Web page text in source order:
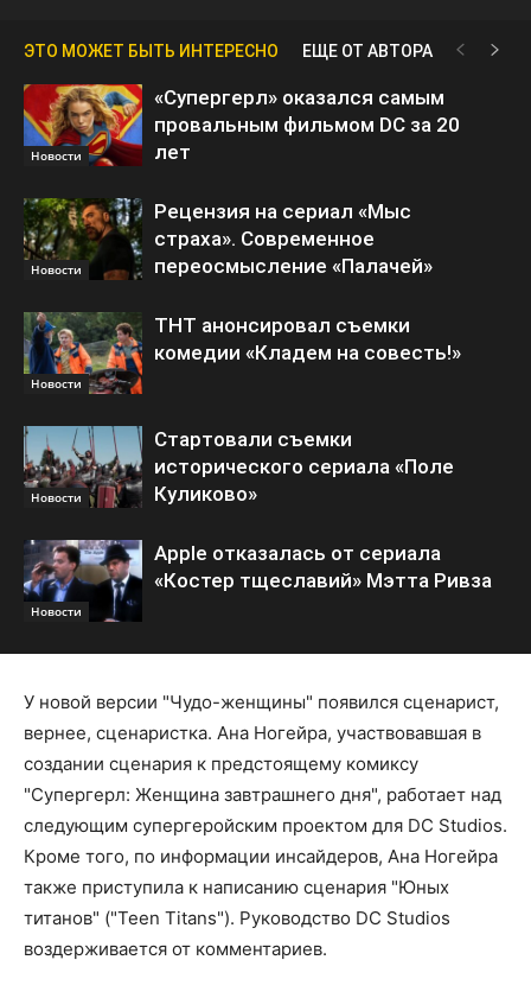
ЭТО МОЖЕТ БЫТЬ ИНТЕРЕСНО ЕЩЕ ОТ АВТОРА
Новости
«Супергерл» оказался самым
провальным фильмом DC за 20
лет
Новости
Рецензия на сериал «Мыс
страха». Современное
переосмысление «Палачей»
Новости
ТНТ анонсировал съемки
комедии «Кладем на совесть!»
Новости
Стартовали съемки
исторического сериала «Поле
Куликово»
Новости
Apple отказалась от сериала
«Костер тщеславий» Мэтта Ривза
У новой версии "Чудо-женщины" появился сценарист,
вернее, сценаристка. Ана Ногейра, участвовавшая в
создании сценария к предстоящему комиксу
"Супергерл: Женщина завтрашнего дня", работает над
следующим супергеройским проектом для DC Studios.
Кроме того, по информации инсайдеров, Ана Ногейра
также приступила к написанию сценария "Юных
титанов" ("Teen Titans"). Руководство DC Studios
воздерживается от комментариев.